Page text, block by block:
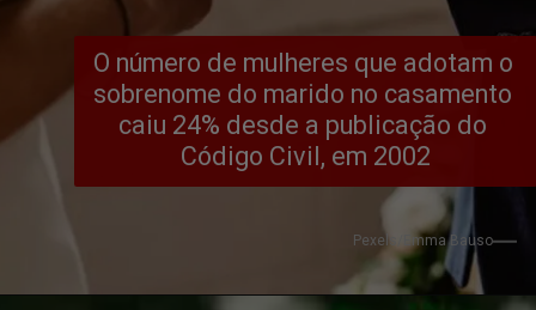
O número de mulheres que adotam o
sobrenome do marido no casamento
caiu 24% desde a publicação do
Código Civil, em 2002
Pexels/Emma Bauso